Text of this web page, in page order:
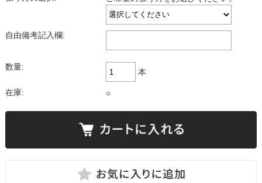
自由備考記入欄:
数量:
本
在庫: ○